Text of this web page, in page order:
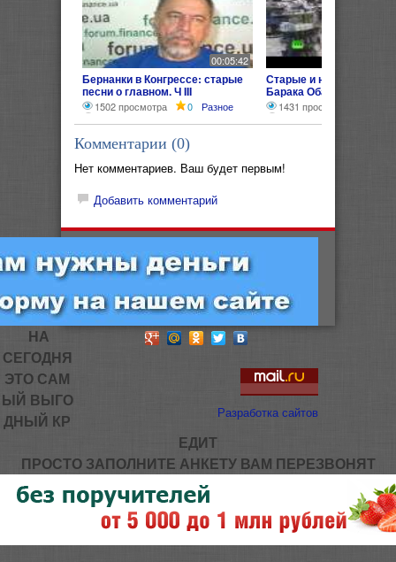
00:05:42
Бернанки в Конгрессе: старые
песни о главном. Ч III
1502 просмотра 0 Разное
Старые и новые
Барака Обамы
1431 просмотр
Комментарии (0)
Нет комментариев. Ваш будет первым!
Добавить комментарий
Разработка сайтов
НА
СЕГОДНЯ
ЭТО САМ
ЫЙ ВЫГО
ДНЫЙ КР
ЕДИТ
ПРОСТО ЗАПОЛНИТЕ АНКЕТУ ВАМ ПЕРЕЗВОНЯТ